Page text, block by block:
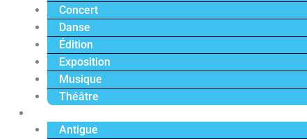
Concert
Danse
Édition
Exposition
Musique
Théâtre
Antigue